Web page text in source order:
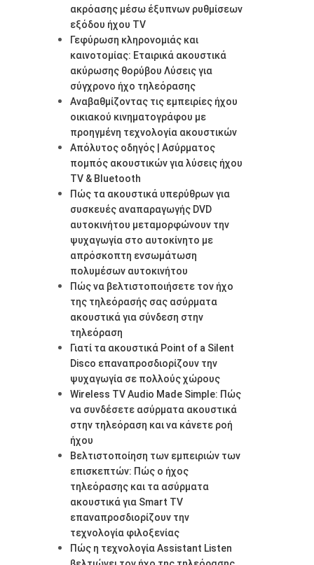
ακρόασης μέσω έξυπνων ρυθμίσεων
εξόδου ήχου TV
Γεφύρωση κληρονομιάς και
καινοτομίας: Εταιρικά ακουστικά
ακύρωσης θορύβου Λύσεις για
σύγχρονο ήχο τηλεόρασης
Αναβαθμίζοντας τις εμπειρίες ήχου
οικιακού κινηματογράφου με
προηγμένη τεχνολογία ακουστικών
Απόλυτος οδηγός | Ασύρματος
πομπός ακουστικών για λύσεις ήχου
TV & Bluetooth
Πώς τα ακουστικά υπερύθρων για
συσκευές αναπαραγωγής DVD
αυτοκινήτου μεταμορφώνουν την
ψυχαγωγία στο αυτοκίνητο με
απρόσκοπτη ενσωμάτωση
πολυμέσων αυτοκινήτου
Πώς να βελτιστοποιήσετε τον ήχο
της τηλεόρασής σας ασύρματα
ακουστικά για σύνδεση στην
τηλεόραση
Γιατί τα ακουστικά Point of a Silent
Disco επαναπροσδιορίζουν την
ψυχαγωγία σε πολλούς χώρους
Wireless TV Audio Made Simple: Πώς
να συνδέσετε ασύρματα ακουστικά
στην τηλεόραση και να κάνετε ροή
ήχου
Βελτιστοποίηση των εμπειριών των
επισκεπτών: Πώς ο ήχος
τηλεόρασης και τα ασύρματα
ακουστικά για Smart TV
επαναπροσδιορίζουν την
τεχνολογία φιλοξενίας
Πώς η τεχνολογία Assistant Listen